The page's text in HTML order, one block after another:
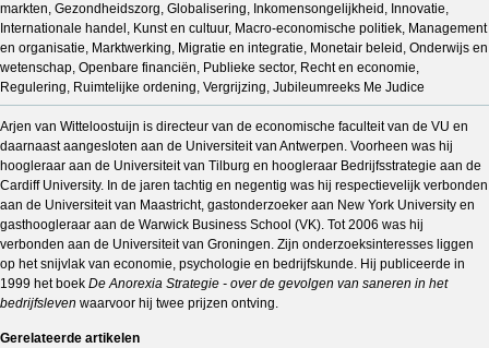
markten, Gezondheidszorg, Globalisering, Inkomensongelijkheid, Innovatie,
Internationale handel, Kunst en cultuur, Macro-economische politiek, Management
en organisatie, Marktwerking, Migratie en integratie, Monetair beleid, Onderwijs en
wetenschap, Openbare financiën, Publieke sector, Recht en economie,
Regulering, Ruimtelijke ordening, Vergrijzing, Jubileumreeks Me Judice
Arjen van Witteloostuijn is directeur van de economische faculteit van de VU en
daarnaast aangesloten aan de Universiteit van Antwerpen. Voorheen was hij
hoogleraar aan de Universiteit van Tilburg en hoogleraar Bedrijfsstrategie aan de
Cardiff University. In de jaren tachtig en negentig was hij respectievelijk verbonden
aan de Universiteit van Maastricht, gastonderzoeker aan New York University en
gasthoogleraar aan de Warwick Business School (VK). Tot 2006 was hij
verbonden aan de Universiteit van Groningen. Zijn onderzoeksinteresses liggen
op het snijvlak van economie, psychologie en bedrijfskunde. Hij publiceerde in
1999 het boek De Anorexia Strategie - over de gevolgen van saneren in het
bedrijfsleven waarvoor hij twee prijzen ontving.
Gerelateerde artikelen